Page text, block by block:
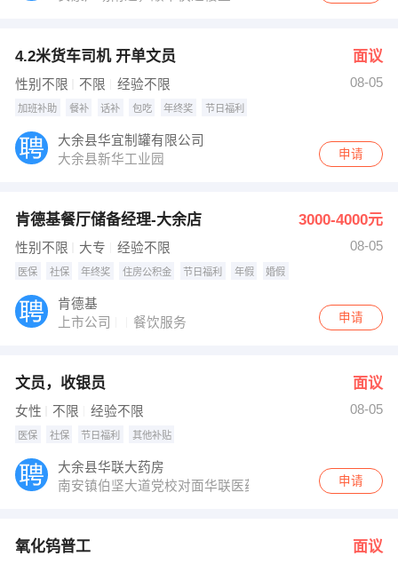
4.2米货车司机 开单文员 面议
性别不限 不限 经验不限 08-05
加班补助 餐补 话补 包吃 年终奖 节日福利
大余县华宜制罐有限公司
大余县新华工业园
申请
肯德基餐厅储备经理-大余店 3000-4000元
性别不限 大专 经验不限 08-05
医保 社保 年终奖 住房公积金 节日福利 年假 婚假
肯德基
上市公司
餐饮服务 申请
文员，收银员 面议
女性 不限 经验不限 08-05
医保 社保 节日福利 其他补贴
大余县华联大药房
南安镇伯坚大道党校对面华联医药
申请
氧化钨普工 面议